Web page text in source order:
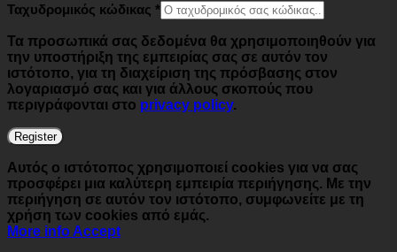
Ταχυδρομικός κώδικας *
Τα προσωπικά σας δεδομένα θα χρησιμοποιηθούν για
την υποστήριξη της εμπειρίας σας σε αυτόν τον
ιστότοπο, για τη διαχείριση της πρόσβασης στον
λογαριασμό σας και για άλλους σκοπούς που
περιγράφονται στο privacy policy.
Register
Αυτός ο ιστότοπος χρησιμοποιεί cookies για να σας
προσφέρει μια καλύτερη εμπειρία περιήγησης. Με την
περιήγηση σε αυτόν τον ιστότοπο, συμφωνείτε με τη
χρήση των cookies από εμάς.
More info Accept